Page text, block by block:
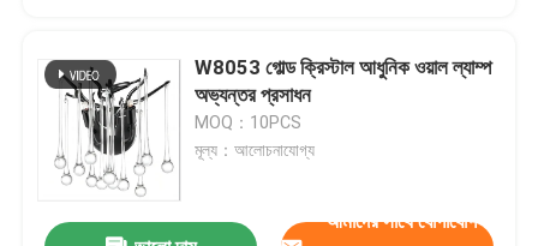
W8053 গোল্ড ক্রিস্টাল আধুনিক ওয়াল ল্যাম্প
অভ্যন্তর প্রসাধন
MOQ：10PCS
মূল্য：আলোচনাযোগ্য
আমাদের সাথে যোগাযোগ